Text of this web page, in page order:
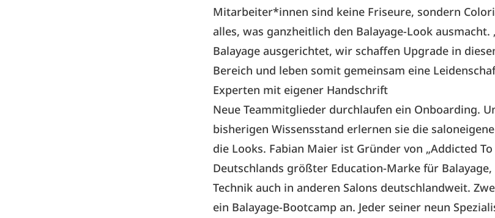
Mitarbeiter*innen sind keine Friseure, sondern
alles, was ganzheitlich den Balayage-Look ausmacht.
Balayage ausgerichtet, wir schaffen Upgrade in
Bereich und leben somit gemeinsam eine
Experten mit eigener Handschrift
Neue Teammitglieder durchlaufen ein Onboarding.
bisherigen Wissensstand erlernen sie die
die Looks. Fabian Maier ist Gründer von „Addicted To
Deutschlands größter Education-Marke für
Technik auch in anderen Salons deutschlandweit.
ein Balayage-Bootcamp an. Jeder seiner neun